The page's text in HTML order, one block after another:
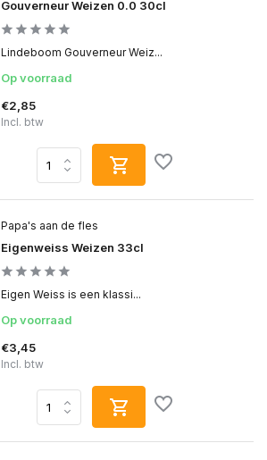
Gouverneur Weizen 0.0 30cl
Lindeboom Gouverneur Weiz...
Op voorraad
€2,85
Incl. btw
Papa's aan de fles
Eigenweiss Weizen 33cl
Eigen Weiss is een klassi...
Op voorraad
€3,45
Incl. btw